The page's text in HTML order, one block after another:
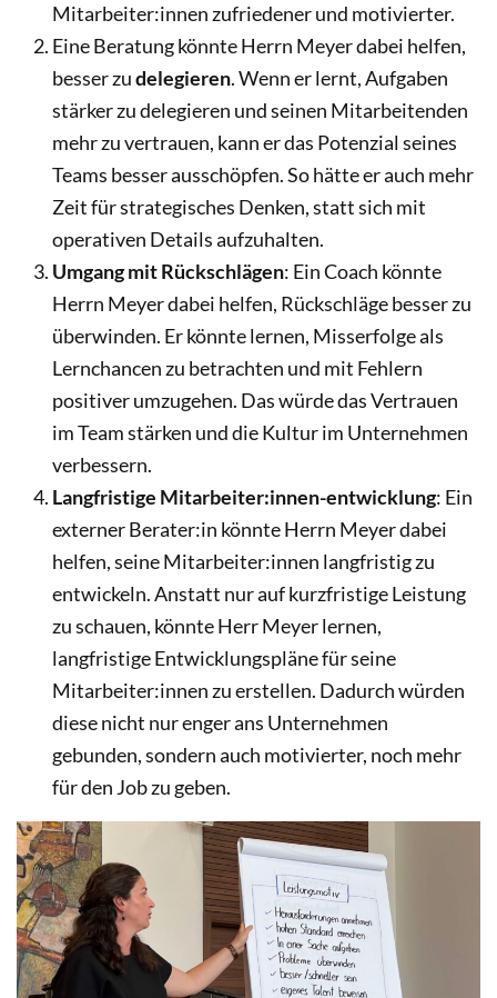
Mitarbeiter:innen zufriedener und motivierter.
Eine Beratung könnte Herrn Meyer dabei helfen,
besser zudelegieren. Wenn er lernt, Aufgaben
stärker zu delegieren und seinen Mitarbeitenden
mehr zu vertrauen, kann er das Potenzial seines
Teams besser ausschöpfen. So hätte er auch mehr
Zeit für strategisches Denken, statt sich mit
operativen Details aufzuhalten.
Umgang mit Rückschlägen: Ein Coach könnte
Herrn Meyer dabei helfen, Rückschläge besser zu
überwinden. Er könnte lernen, Misserfolge als
Lernchancen zu betrachten und mit Fehlern
positiver umzugehen. Das würde das Vertrauen
im Team stärken und die Kultur im Unternehmen
verbessern.
Langfristige Mitarbeiter:innen-entwicklung: Ein
externer Berater:in könnte Herrn Meyer dabei
helfen, seine Mitarbeiter:innen langfristig zu
entwickeln. Anstatt nur auf kurzfristige Leistung
zu schauen, könnte Herr Meyer lernen,
langfristige Entwicklungspläne für seine
Mitarbeiter:innen zu erstellen. Dadurch würden
diese nicht nur enger ans Unternehmen
gebunden, sondern auch motivierter, noch mehr
für den Job zu geben.